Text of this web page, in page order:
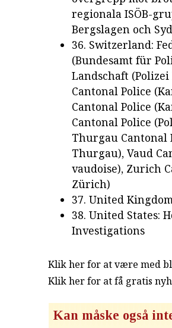
regionala ISÖB-
Bergslagen och
36. Switzerland:
(Bundesamt für
Landschaft
Cantonal Police
Cantonal Police
Cantonal Police
Thurgau Cantonal
Thurgau), Vaud
vaudoise), Zurich
Zürich)
37. United
38. United States:
Investigations
Klik her for at være med
Klik her for at få gratis
Kan måske også